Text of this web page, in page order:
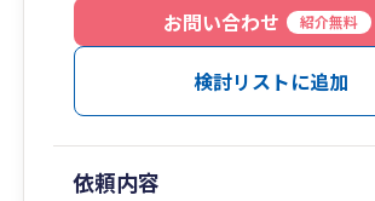
お問い合わせ
紹介無料
検討リストに追加
依頼内容